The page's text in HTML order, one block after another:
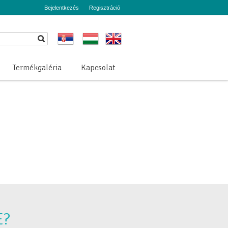
Bejelentkezés Regisztráció
Termékgaléria Kapcsolat